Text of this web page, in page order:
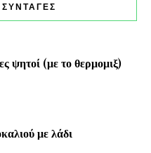
ψητοί (με το θερμομιξ)
με λάδι